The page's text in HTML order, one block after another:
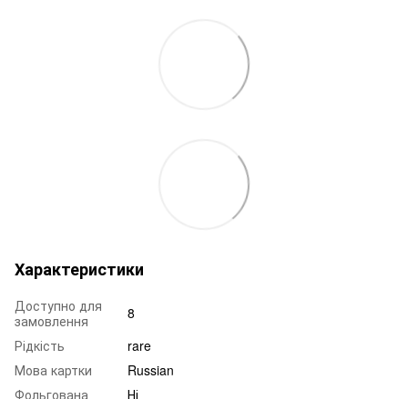
Характеристики
Доступно для
замовлення
8
Рідкість
rare
Мова картки
Russian
Фольгована
Ні